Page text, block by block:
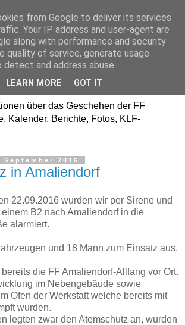
Feuerwehr
über das Geschehen der FF
Kalender, Berichte, Fotos, KLF-
2016
in Amaliendorf
22.09.2016 wurden wir per Sirene und
B2 nach Amaliendorf in die
alarmiert.
und 18 Mann zum Einsatz aus.
die FF Amaliendorf-Allfang vor Ort.
im Nebengebäude sowie
Ofen der Werkstatt welche bereits mit
wurden.
legten zwar den Atemschutz an, wurden
from Google to deliver its services
Your IP address and user-agent are
along with performance and security
quality of service, generate usage
and address abuse.
LEARN MORE GOT IT